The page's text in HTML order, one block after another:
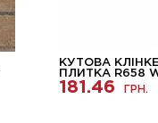
КУТОВА
ПЛИТКА R658
181.46 ГРН.